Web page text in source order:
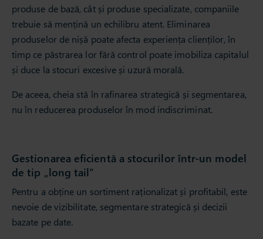
produse de bază, cât și produse specializate, companiile
trebuie să mențină un echilibru atent. Eliminarea
produselor de nișă poate afecta experiența clienților, în
timp ce păstrarea lor fără control poate imobiliza capitalul
și duce la stocuri excesive și uzură morală.
De aceea, cheia stă în rafinarea strategică și segmentarea,
nu în reducerea produselor în mod indiscriminat.
Gestionarea eficientă a stocurilor într-un model
de tip „long tail”
Pentru a obține un sortiment raționalizat și profitabil, este
nevoie de vizibilitate, segmentare strategică și decizii
bazate pe date.